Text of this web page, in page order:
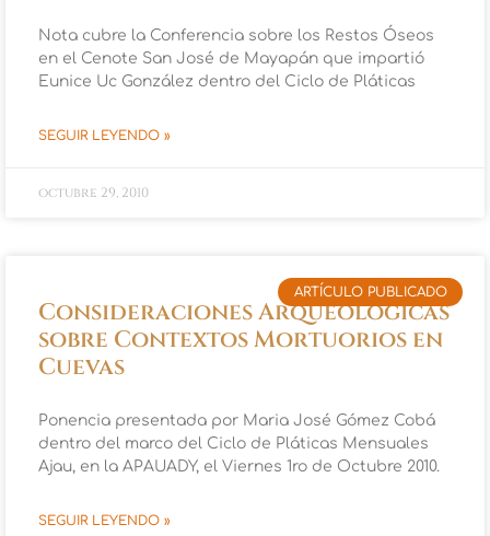
Nota cubre la Conferencia sobre los Restos Óseos
en el Cenote San José de Mayapán que impartió
Eunice Uc González dentro del Ciclo de Pláticas
SEGUIR LEYENDO »
octubre 29, 2010
ARTÍCULO PUBLICADO
Consideraciones Arqueologicas
sobre Contextos Mortuorios en
Cuevas
Ponencia presentada por Maria José Gómez Cobá
dentro del marco del Ciclo de Pláticas Mensuales
Ajau, en la APAUADY, el Viernes 1ro de Octubre 2010.
SEGUIR LEYENDO »